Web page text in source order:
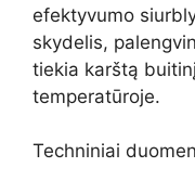
efektyvumo
skydelis,
tiekia karštą
temperatūroje.
Techniniai